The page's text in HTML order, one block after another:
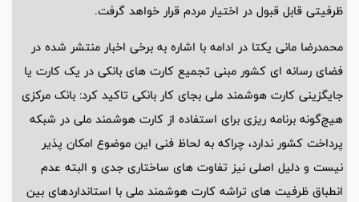
ظرفیتی قابل قبول در اختیار مردم قرار خواهد گرفت.
محمدرضا مانی یکتا در ادامه با اشاره به برخی اخبار منتشر شده در
فضای رسانه ای کشور مبنی تجمیع کارت های بانکی در یک کارت یا
جایگزینی کارت هوشمند ملی بجای کار بانکی تاکید کرد: بانک مرکزی
هیچ‌گونه برنامه ریزی برای استفاده از کارت هوشمند ملی در شبکه
پرداخت کشور ندارد، چراکه به لحاظ فنی این موضوع امکان پذیر
نیست و دلیل اصلی نیز تفاوت های ساختاری جدی و البته عدم
انطباق ظرفیت های تراشه کارت هوشمند ملی با استانداردهای بین